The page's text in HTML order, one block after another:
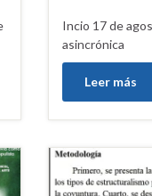
Incio 17 de
asincrónica
Leer más